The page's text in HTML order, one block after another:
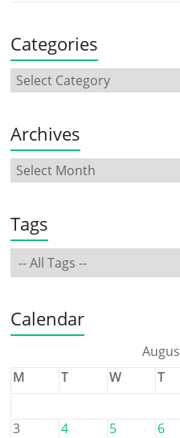
Categories
Archives
Tags
Calendar
M
T W T
3
4 5 6